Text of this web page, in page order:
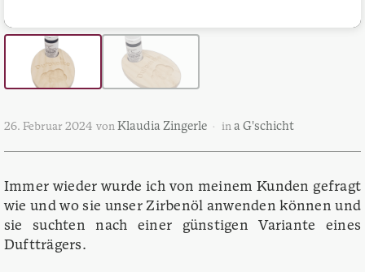
26. Februar 2024 von Klaudia Zingerle in a G'schicht
Immer wieder wurde ich von meinem Kunden gefragt
wie und wo sie unser Zirbenöl anwenden können und
sie suchten nach einer günstigen Variante eines
Duftträgers.